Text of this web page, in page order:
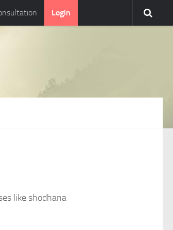
Login
like shodhana